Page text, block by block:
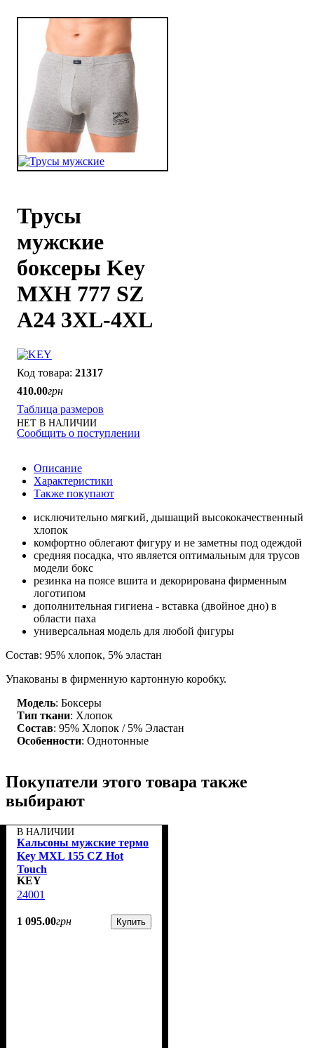
Трусы
мужские
боксеры Key
MXH 777 SZ
A24 3XL-4XL
21317
410.00грн
Таблица размеров
НЕТ В НАЛИЧИИ
Сообщить о поступлении
Описание
Характеристики
Также покупают
исключительно мягкий, дышащий высококачественный
хлопок
комфортно облегают фигуру и не заметны под одеждой
средняя посадка, что является оптимальным для трусов
модели бокс
резинка на поясе вшита и декорирована фирменным
логотипом
дополнительная гигиена - вставка (двойное дно) в
области паха
универсальная модель для любой фигуры
Состав: 95% хлопок, 5% эластан
Упакованы в фирменную картонную коробку.
Модель: Боксеры
Тип ткани: Хлопок
Состав: 95% Хлопок / 5% Эластан
Особенности: Однотонные
Покупатели этого товара также
выбирают
В НАЛИЧИИ
Кальсоны мужские термо
Key MXL 155 CZ Hot
Touch
KEY
24001
1 095.00грн Купить